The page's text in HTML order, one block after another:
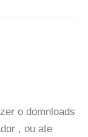
o domnloads
, ou ate